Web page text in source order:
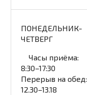
ПОНЕДЕЛЬНИК-
ЧЕТВЕРГ
Часы приёма:
8:30–17:30
Перерыв на обед:
12.30–13.18